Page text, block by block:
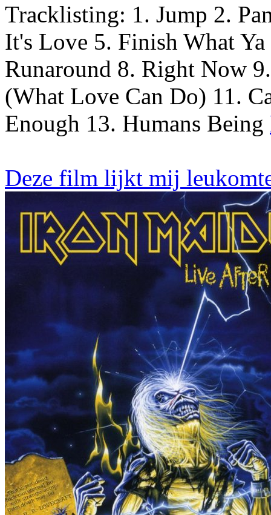
Tracklisting: 1. Jump 2.
It's Love 5. Finish What
Runaround 8. Right Now
(What Love Can Do) 11.
Enough 13. Humans Being
Deze film lijkt mij